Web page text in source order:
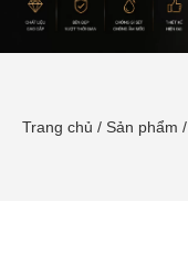
Trang chủ / Sản phẩm /